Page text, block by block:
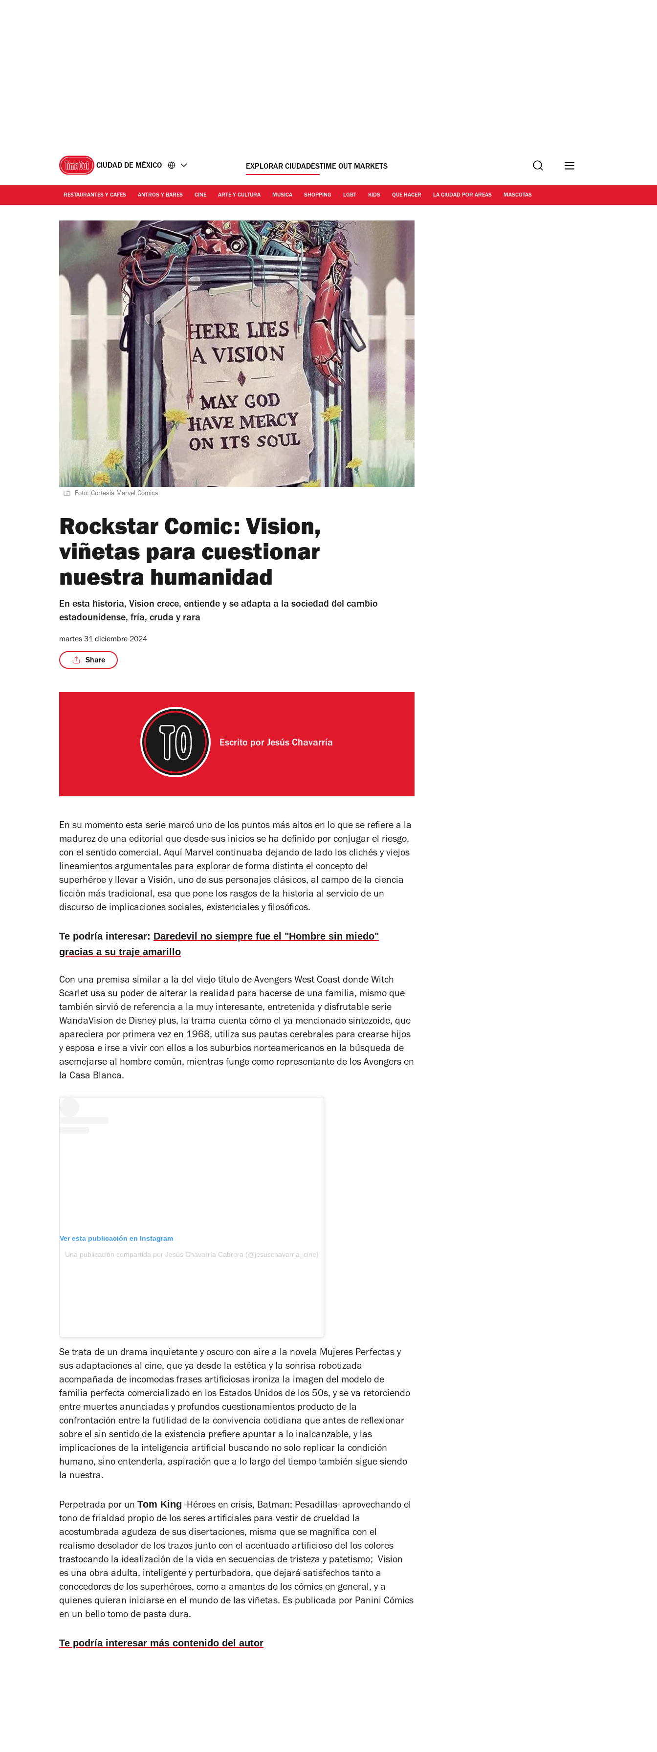
CIUDAD DE MÉXICO EXPLORAR CIUDADESTIME OUT MARKETS Buscar
RESTAURANTES Y CAFES ANTROS Y BARES CINE ARTE Y CULTURA MUSICA SHOPPING LGBT KIDS QUE HACER LA CIUDAD POR AREAS MASCOTAS
Foto: Cortesía Marvel Comics
Rockstar Comic: Vision,
viñetas para cuestionar
nuestra humanidad
En esta historia, Vision crece, entiende y se adapta a la sociedad del cambio
estadounidense, fría, cruda y rara
martes 31 diciembre 2024
Share
Escrito porJesús Chavarría
En su momento esta serie marcó uno de los puntos más altos en lo que se refiere a la
madurez de una editorial que desde sus inicios se ha definido por conjugar el riesgo,
con el sentido comercial. Aquí Marvel continuaba dejando de lado los clichés y viejos
lineamientos argumentales para explorar de forma distinta el concepto del
superhéroe y llevar a Visión, uno de sus personajes clásicos, al campo de la ciencia
ficción más tradicional, esa que pone los rasgos de la historia al servicio de un
discurso de implicaciones sociales, existenciales y filosóficos.
Te podría interesar: Daredevil no siempre fue el "Hombre sin miedo"
gracias a su traje amarillo
Con una premisa similar a la del viejo título de Avengers West Coast donde Witch
Scarlet usa su poder de alterar la realidad para hacerse de una familia, mismo que
también sirvió de referencia a la muy interesante, entretenida y disfrutable serie
WandaVision de Disney plus, la trama cuenta cómo el ya mencionado sintezoide, que
apareciera por primera vez en 1968, utiliza sus pautas cerebrales para crearse hijos
y esposa e irse a vivir con ellos a los suburbios norteamericanos en la búsqueda de
asemejarse al hombre común, mientras funge como representante de los Avengers en
la Casa Blanca.
Ver esta publicación en Instagram
Una publicación compartida por Jesús Chavarría Cabrera (@jesuschavarria_cine)
Se trata de un drama inquietante y oscuro con aire a la novela Mujeres Perfectas y
sus adaptaciones al cine, que ya desde la estética y la sonrisa robotizada
acompañada de incomodas frases artificiosas ironiza la imagen del modelo de
familia perfecta comercializado en los Estados Unidos de los 50s, y se va retorciendo
entre muertes anunciadas y profundos cuestionamientos producto de la
confrontación entre la futilidad de la convivencia cotidiana que antes de reflexionar
sobre el sin sentido de la existencia prefiere apuntar a lo inalcanzable, y las
implicaciones de la inteligencia artificial buscando no solo replicar la condición
humano, sino entenderla, aspiración que a lo largo del tiempo también sigue siendo
la nuestra.
Perpetrada por un Tom King -Héroes en crisis, Batman: Pesadillas- aprovechando el
tono de frialdad propio de los seres artificiales para vestir de crueldad la
acostumbrada agudeza de sus disertaciones, misma que se magnifica con el
realismo desolador de los trazos junto con el acentuado artificioso del los colores
trastocando la idealización de la vida en secuencias de tristeza y patetismo; Vision
es una obra adulta, inteligente y perturbadora, que dejará satisfechos tanto a
conocedores de los superhéroes, como a amantes de los cómics en general, y a
quienes quieran iniciarse en el mundo de las viñetas. Es publicada por Panini Cómics
en un bello tomo de pasta dura.
Te podría interesar más contenido del autor